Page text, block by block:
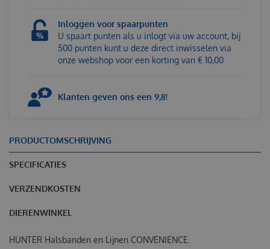
Inloggen voor spaarpunten
U spaart punten als u inlogt via uw account, bij
500 punten kunt u deze direct inwisselen via
onze webshop voor een korting van € 10,00
Klanten geven ons een 9,8!
PRODUCTOMSCHRIJVING
SPECIFICATIES
VERZENDKOSTEN
DIERENWINKEL
HUNTER Halsbanden en Lijnen CONVENIENCE.